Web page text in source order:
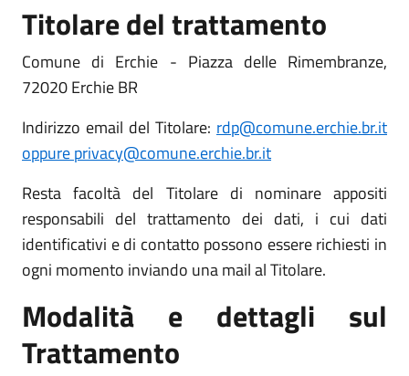
Titolare del trattamento
Comune di Erchie - Piazza delle Rimembranze,
72020 Erchie BR
Indirizzo email del Titolare: rdp@comune.erchie.br.it
oppure privacy@comune.erchie.br.it
Resta facoltà del Titolare di nominare appositi
responsabili del trattamento dei dati, i cui dati
identificativi e di contatto possono essere richiesti in
ogni momento inviando una mail al Titolare.
Modalità e dettagli sul
Trattamento